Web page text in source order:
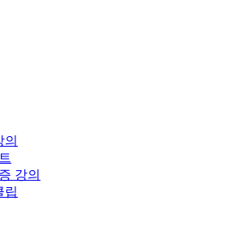
의
강의
립